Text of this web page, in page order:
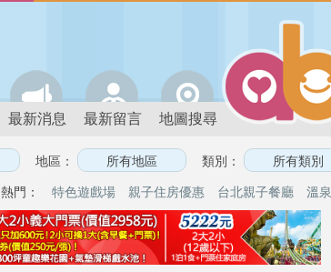
最新消息 最新留言 地圖搜尋
地區： 類別：
熱門： 特色遊戲場 親子住房優惠 台北親子餐廳 溫